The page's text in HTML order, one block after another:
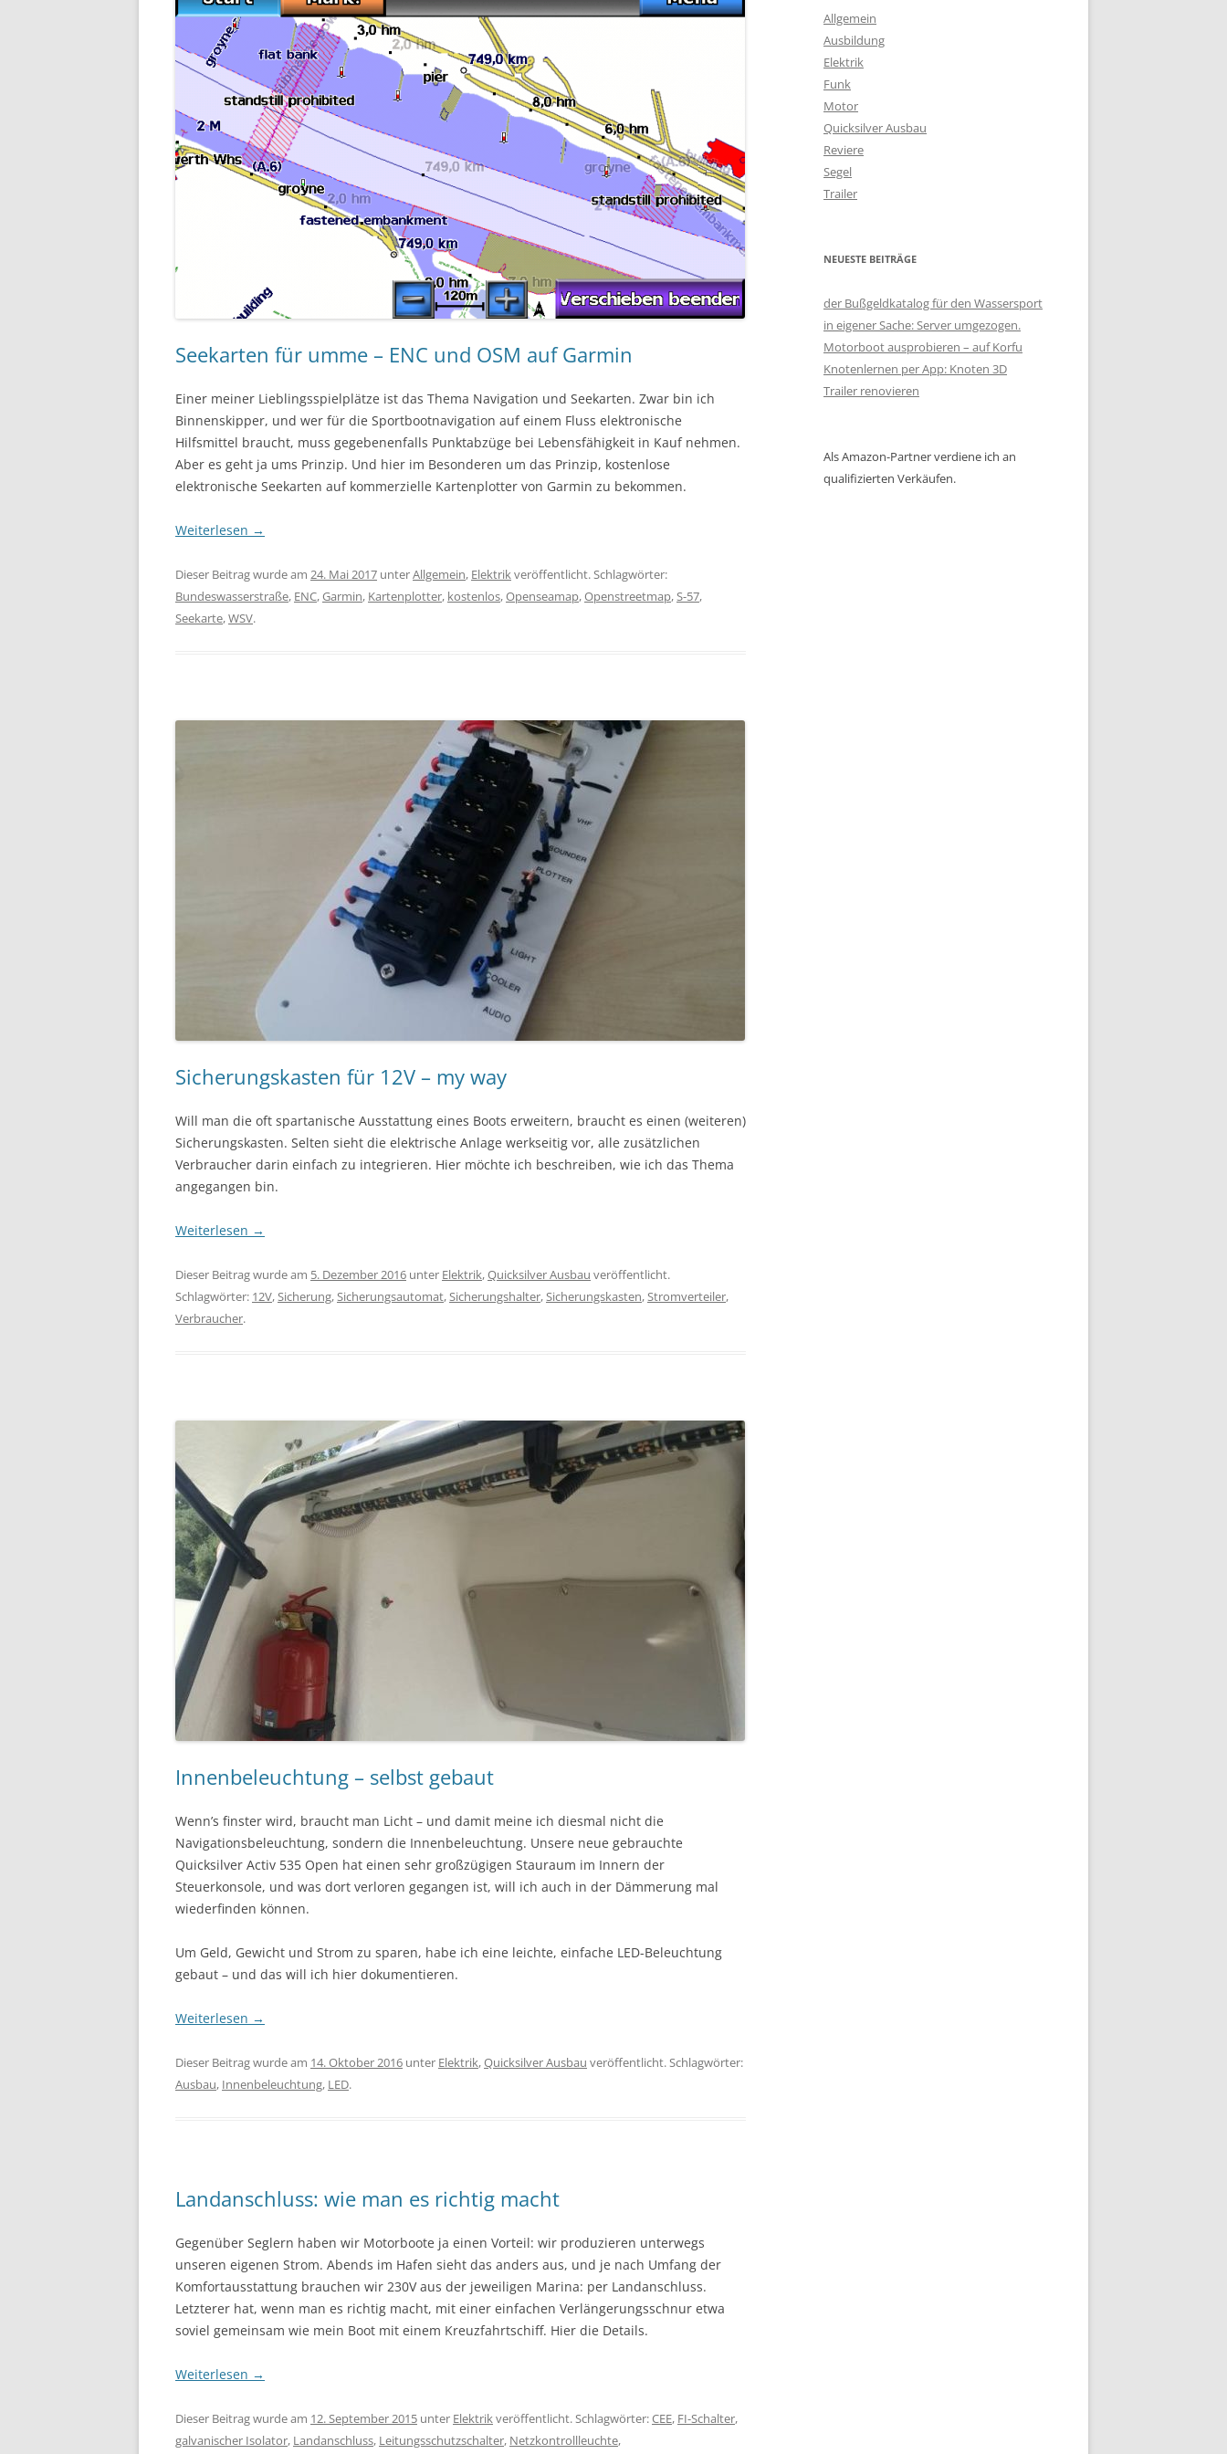
Seekarten für umme – ENC und OSM auf Garmin
Einer meiner Lieblingsspielplätze ist das Thema Navigation und Seekarten. Zwar bin ich
Binnenskipper, und wer für die Sportbootnavigation auf einem Fluss elektronische
Hilfsmittel braucht, muss gegebenenfalls Punktabzüge bei Lebensfähigkeit in Kauf nehmen.
Aber es geht ja ums Prinzip. Und hier im Besonderen um das Prinzip, kostenlose
elektronische Seekarten auf kommerzielle Kartenplotter von Garmin zu bekommen.
Weiterlesen →
Dieser Beitrag wurde am 24. Mai 2017 unterAllgemein, Elektrikveröffentlicht. Schlagwörter:
Bundeswasserstraße, ENC,Garmin, Kartenplotter, kostenlos,Openseamap,Openstreetmap,S-57,
Seekarte,WSV.
Sicherungskasten für 12V – my way
Will man die oft spartanische Ausstattung eines Boots erweitern, braucht es einen (weiteren)
Sicherungskasten. Selten sieht die elektrische Anlage werkseitig vor, alle zusätzlichen
Verbraucher darin einfach zu integrieren. Hier möchte ich beschreiben, wie ich das Thema
angegangen bin.
Weiterlesen →
Dieser Beitrag wurde am 5. Dezember 2016 unter Elektrik,Quicksilver Ausbau veröffentlicht.
Schlagwörter: 12V,Sicherung,Sicherungsautomat,Sicherungshalter,Sicherungskasten,Stromverteiler,
Verbraucher.
Innenbeleuchtung – selbst gebaut
Wenn’s finster wird, braucht man Licht – und damit meine ich diesmal nicht die
Navigationsbeleuchtung, sondern die Innenbeleuchtung. Unsere neue gebrauchte
Quicksilver Activ 535 Open hat einen sehr großzügigen Stauraum im Innern der
Steuerkonsole, und was dort verloren gegangen ist, will ich auch in der Dämmerung mal
wiederfinden können.
Um Geld, Gewicht und Strom zu sparen, habe ich eine leichte, einfache LED-Beleuchtung
gebaut – und das will ich hier dokumentieren.
Weiterlesen →
Dieser Beitrag wurde am 14. Oktober 2016 unter Elektrik,Quicksilver Ausbau veröffentlicht. Schlagwörter:
Ausbau, Innenbeleuchtung, LED.
Landanschluss: wie man es richtig macht
Gegenüber Seglern haben wir Motorboote ja einen Vorteil: wir produzieren unterwegs
unseren eigenen Strom. Abends im Hafen sieht das anders aus, und je nach Umfang der
Komfortausstattung brauchen wir 230V aus der jeweiligen Marina: per Landanschluss.
Letzterer hat, wenn man es richtig macht, mit einer einfachen Verlängerungsschnur etwa
soviel gemeinsam wie mein Boot mit einem Kreuzfahrtschiff. Hier die Details.
Weiterlesen →
Dieser Beitrag wurde am 12. September 2015 unter Elektrikveröffentlicht. Schlagwörter:CEE, FI-Schalter,
galvanischer Isolator, Landanschluss, Leitungsschutzschalter, Netzkontrollleuchte,
Allgemein
Ausbildung
Elektrik
Funk
Motor
Quicksilver Ausbau
Reviere
Segel
Trailer
NEUESTE BEITRÄGE
der Bußgeldkatalog für den Wassersport
in eigener Sache: Server umgezogen.
Motorboot ausprobieren – auf Korfu
Knotenlernen per App: Knoten 3D
Trailer renovieren
Als Amazon-Partner verdiene ich an
qualifizierten Verkäufen.